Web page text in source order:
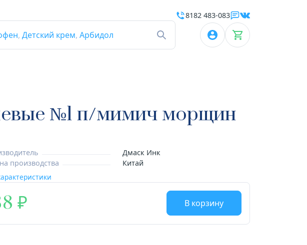
, Детский крем, Арбидол
8182 483-083
№1 п/мимич морщин
Дмаск Инк
производства
Китай
В корзину